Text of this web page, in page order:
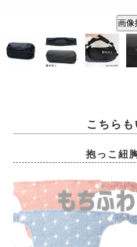
画像
こちらも
抱っこ紐